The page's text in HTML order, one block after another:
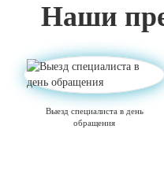
Наши
Выезд специалиста в день
обращения